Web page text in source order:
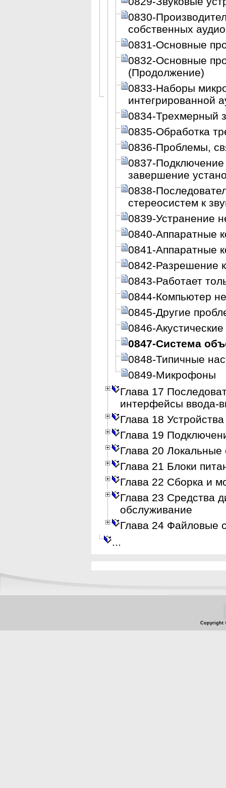
0830-
собственных
0831-Основные
0832-Основные
(Продолжение)
0833-Наборы
интегрированной
0834-Трехмерный
0835-Обработка
0836-Проблемы,
0837-Подключение
завершение
0838-
стереосистем к
0839-Устранение
0840-Аппаратные
0841-Аппаратные
0842-Разрешение
0843-Работает
0844-Компьютер не
0845-Другие
0846-
0847-Система
0848-Типичные
0849-Микрофоны
Глава 17
интерфейсы ввода-
Глава 18
Глава 19
Глава 20 Локальные
Глава 21 Блоки
Глава 22 Сборка и
Глава 23 Средства
обслуживание
Глава 24 Файловые
Copyright